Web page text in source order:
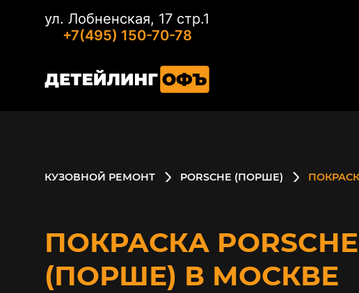
ул. Лобненская, 17 стр.1
+7(495) 150-70-78
КУЗОВНОЙ РЕМОНТ PORSCHE (ПОРШЕ)
ПОКРАСКА PORSCHE
(ПОРШЕ) В МОСКВЕ